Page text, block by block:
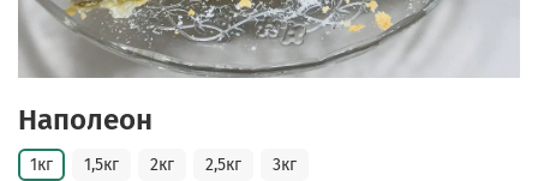
Наполеон
1кг 1,5кг 2кг 2,5кг 3кг